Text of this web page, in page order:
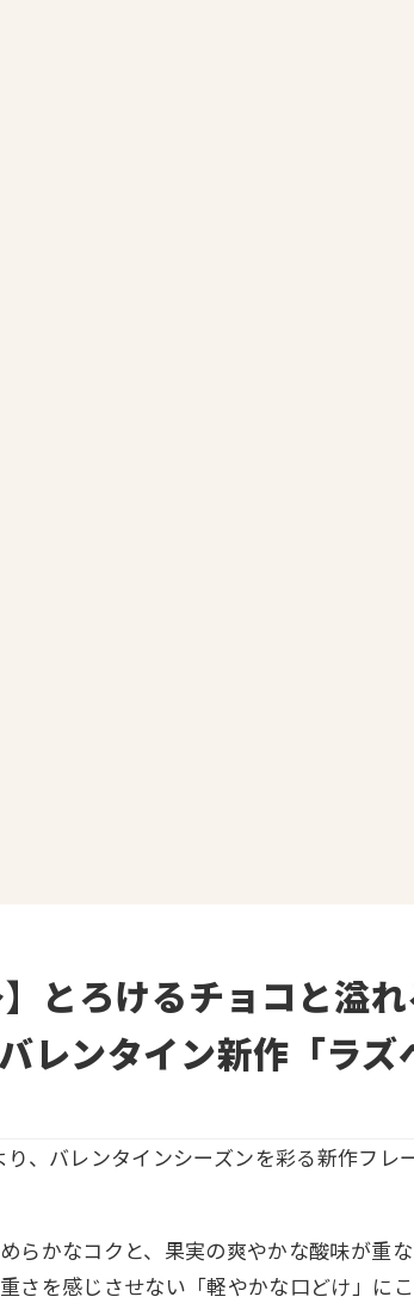
】とろけるチョコと溢
レンタイン新作「ラズ
り、バレンタインシーズンを彩る新作フレ
らかなコクと、果実の爽やかな酸味が重
さを感じさせない「軽やかな口どけ」にこ